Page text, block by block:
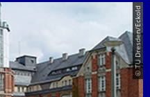
© TU Dresden/Eckold